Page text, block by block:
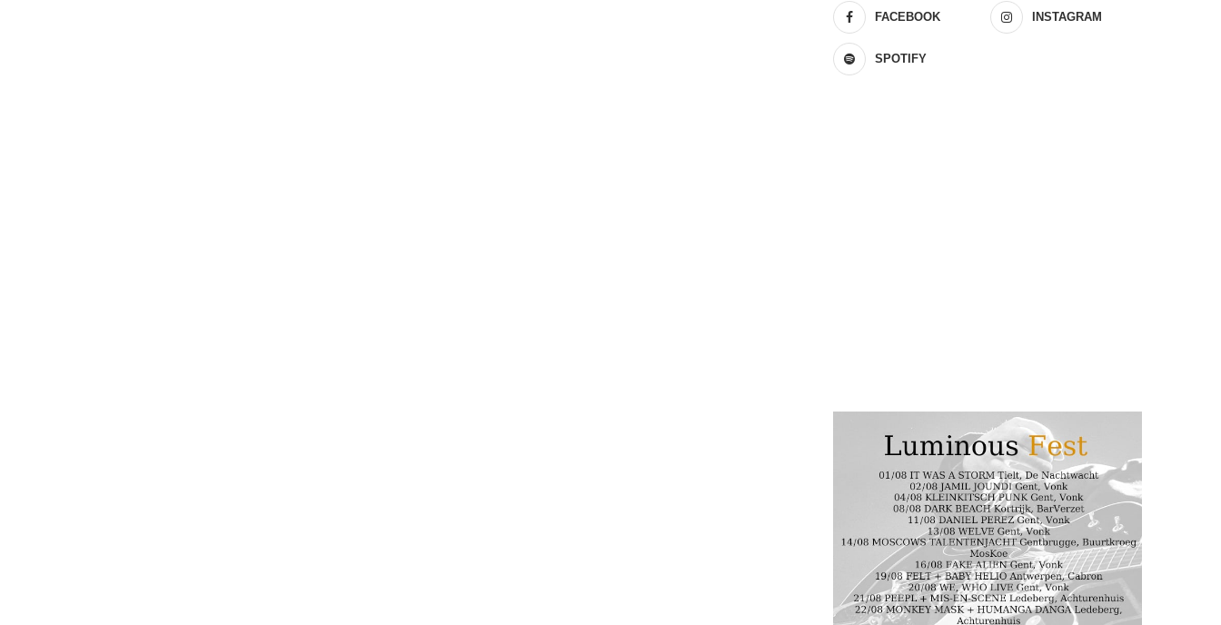
FACEBOOK INSTAGRAM
SPOTIFY